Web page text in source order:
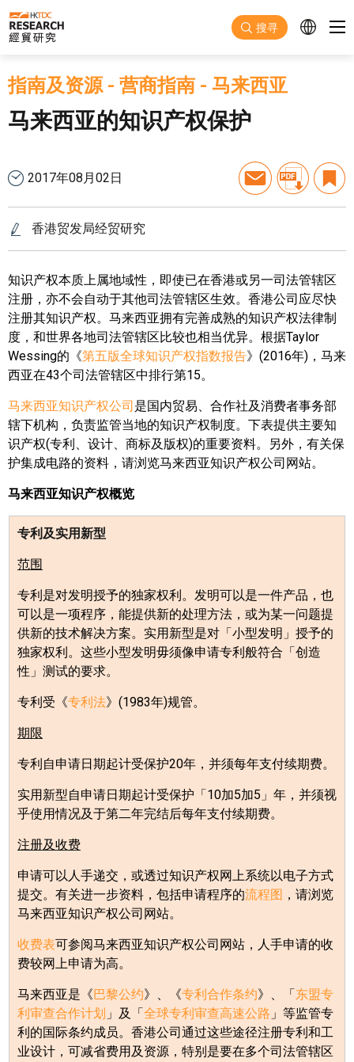
跳至主要内容
搜寻
指南及资源- 营商指南 - 马来西亚
马来西亚的知识产权保护
2017年08月02日
香港贸发局经贸研究
知识产权本质上属地域性，即使已在香港或另一司法管辖区
注册，亦不会自动于其他司法管辖区生效。香港公司应尽快
注册其知识产权。马来西亚拥有完善成熟的知识产权法律制
度，和世界各地司法管辖区比较也相当优异。根据Taylor
Wessing的《第五版全球知识产权指数报告》 (2016年) ，马来
西亚在43个司法管辖区中排行第15。
马来西亚知识产权公司是国内贸易、合作社及消费者事务部
辖下机构，负责监管当地的知识产权制度。下表提供主要知
识产权(专利、设计、商标及版权)的重要资料。另外，有关保
护集成电路的资料，请浏览马来西亚知识产权公司网站。
马来西亚知识产权概览
专利及实用新型
范围
专利是对发明授予的独家权利。发明可以是一件产品，也
可以是一项程序，能提供新的处理方法，或为某一问题提
供新的技术解决方案。实用新型是对「小型发明」授予的
独家权利。这些小型发明毋须像申请专利般符合「创造
性」测试的要求。
专利受《专利法》 (1983年)规管。
期限
专利自申请日期起计受保护20年，并须每年支付续期费。
实用新型自申请日期起计受保护「10加5加5 」年，并须视
乎使用情况及于第二年完结后每年支付续期费。
注册及收费
申请可以人手递交，或透过知识产权网上系统以电子方式
提交。有关进一步资料，包括申请程序的流程图 ，请浏览
马来西亚知识产权公司网站。
收费表可参阅马来西亚知识产权公司网站，人手申请的收
费较网上申请为高。
马来西亚是《巴黎公约》、《专利合作条约》、「东盟专
利审查合作计划 」及「全球专利审查高速公路 」等监管专
利的国际条约成员。香港公司通过这些途径注册专利和工
业设计，可减省费用及资源，特别是要在多个司法管辖区